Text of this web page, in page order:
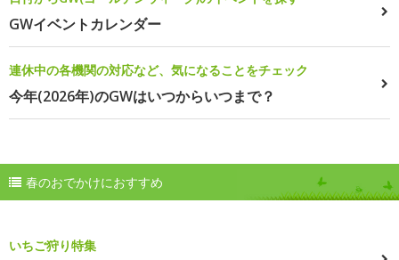
GWイベントカレンダー
連休中の各機関の対応など、気になることをチェック
今年(2026年)のGWはいつからいつまで？
春のおでかけにおすすめ
いちご狩り特集